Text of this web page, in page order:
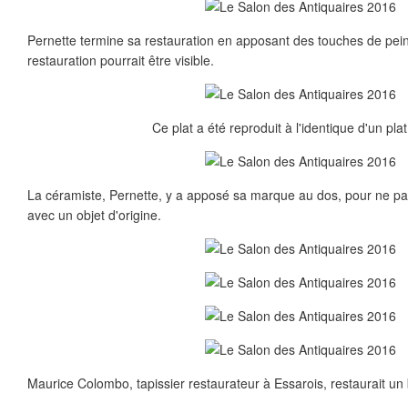
Pernette termine sa restauration en apposant des touches de
restauration pourrait être visible.
Ce plat a été reproduit à l'identique d'un
La céramiste, Pernette, y a apposé sa marque au dos, pour ne
avec un objet d'origine.
Maurice Colombo, tapissier restaurateur à Essarois, restaurait